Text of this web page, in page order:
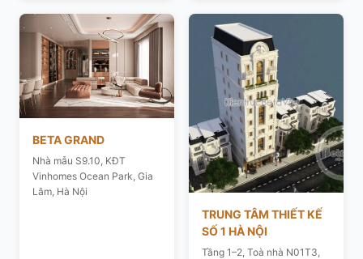
BETA GRAND
Nhà mẫu S9.10, KĐT
Vinhomes Ocean Park, Gia
Lâm, Hà Nội
TRUNG TÂM THIẾT KẾ
SỐ 1 HÀ NỘI
Tầng 1–2, Toà nhà N01T3,